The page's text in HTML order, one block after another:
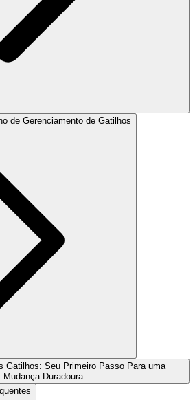
de Gerenciamento de Gatilhos
Gatilhos: Seu Primeiro Passo Para uma
Mudança Duradoura